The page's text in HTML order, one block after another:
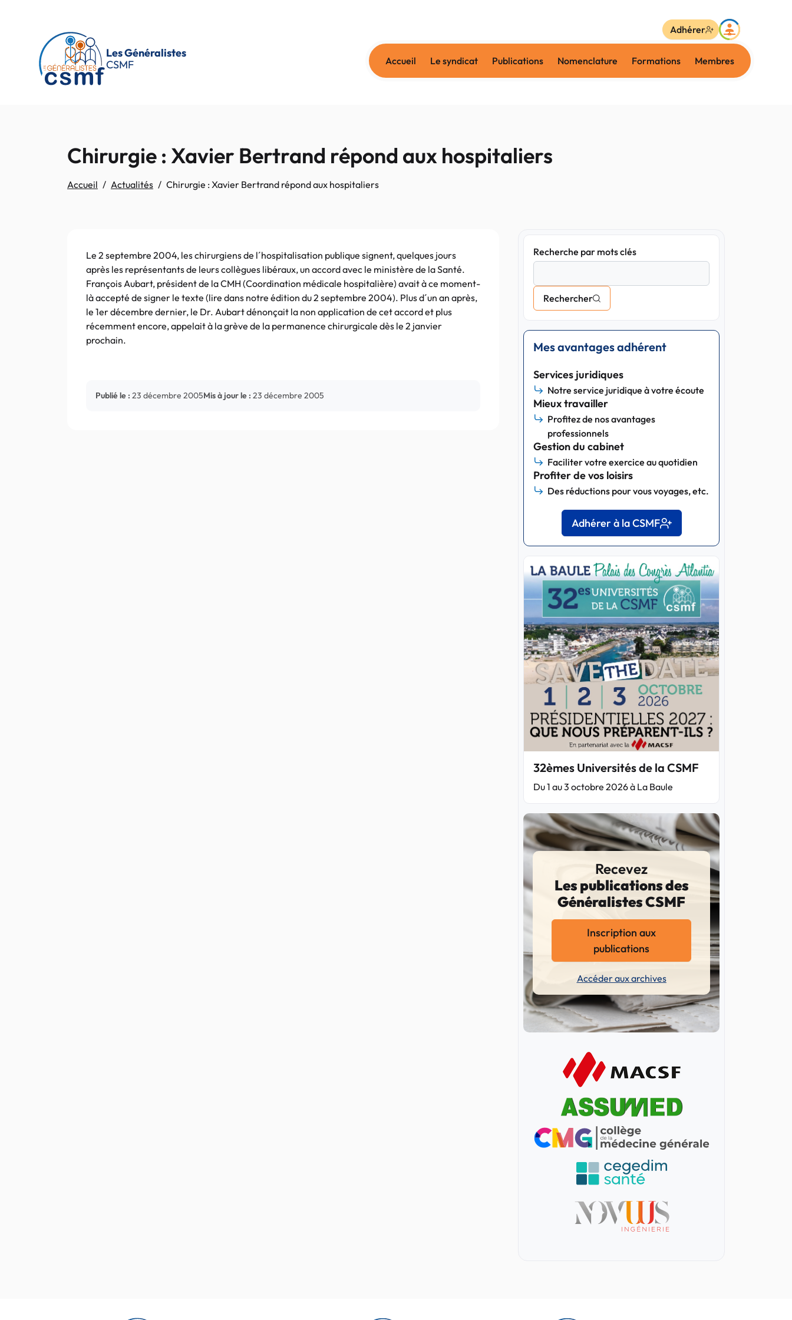
Les Généralistes
CSMF
Accueil Le syndicat Publications Nomenclature Formations Membres
Adhérer
Chirurgie : Xavier Bertrand répond aux hospitaliers
Accueil Actualités Chirurgie : Xavier Bertrand répond aux hospitaliers
Le 2 septembre 2004, les chirurgiens de l´hospitalisation publique signent, quelques jours
après les représentants de leurs collègues libéraux, un accord avec le ministère de la Santé.
François Aubart, président de la CMH (Coordination médicale hospitalière) avait à ce moment-
là accepté de signer le texte (lire dans notre édition du 2 septembre 2004). Plus d´un an après,
le 1er décembre dernier, le Dr. Aubart dénonçait la non application de cet accord et plus
récemment encore, appelait à la grève de la permanence chirurgicale dès le 2 janvier
prochain.
Publié le : 23 décembre 2005Mis à jour le : 23 décembre 2005
Recherche par mots clés
Rechercher
Mes avantages adhérent
Services juridiques
Notre service juridique à votre écoute
Mieux travailler
Profitez de nos avantages
professionnels
Gestion du cabinet
Faciliter votre exercice au quotidien
Profiter de vos loisirs
Des réductions pour vous voyages, etc.
Adhérer à la CSMF
32èmes Universités de la CSMF
Du 1 au 3 octobre 2026 à La Baule
Recevez
Les publications des
Généralistes CSMF
Inscription aux
publications
Accéder aux archives